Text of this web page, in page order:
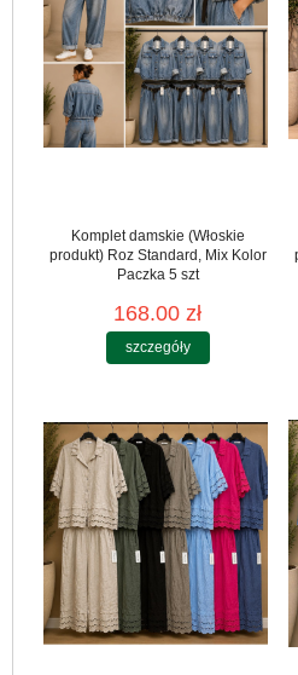
Komplet damskie (Włoskie
produkt) Roz Standard, Mix Kolor
Paczka 5 szt
168.00 zł
szczegóły